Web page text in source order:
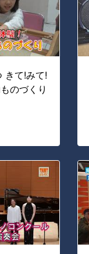
きて!みて!
のづくり